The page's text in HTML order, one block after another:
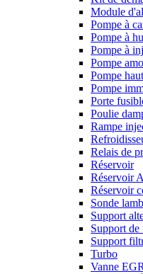
Module
Pompe à
Pompe à
Pompe à
Pompe
Pompe
Pompe
Porte
Poulie
Rampe
Relais de
Réservoir
Réservoir
Réservoir
Sonde
Support
Support
Support
Turbo
Vanne EGR